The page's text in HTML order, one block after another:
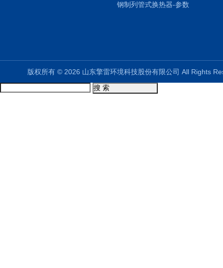
钢制列管式换热器-参数
版权所有 © 2026 山东擎雷环境科技股份有限公司 All